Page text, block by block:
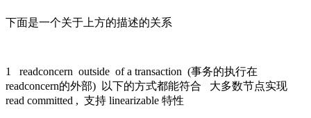
下面是一个关于上方的描述的关系
1 readconcern outside of a transaction (事务的执行在
readconcern的外部) 以下的方式都能符合 大多数节点实现
read committed , 支持 linearizable 特性